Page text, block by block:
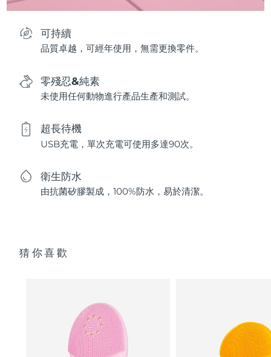
可持續
品質卓越，可經年使用，無需更換零件。
零殘忍&純素
未使用任何動物進行產品生產和測試。
超長待機
USB充電，單次充電可使用多達90次。
衛生防水
由抗菌矽膠製成，100%防水，易於清潔。
猜你喜歡